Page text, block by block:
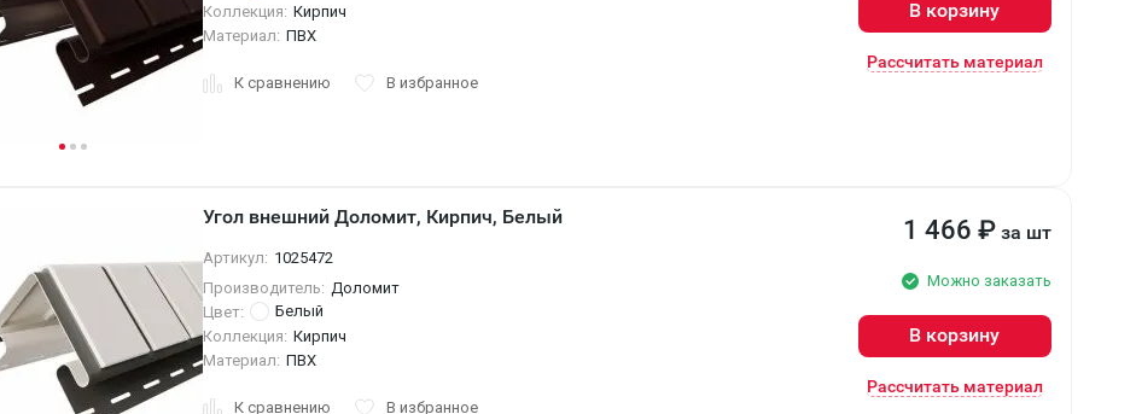
Коллекция: Кирпич
Материал: ПВХ
К сравнению В избранное
В корзину
Рассчитать материал
Угол внешний Доломит, Кирпич, Белый
Артикул: 1025472
Производитель: Доломит
Цвет:
Белый
Коллекция: Кирпич
Материал: ПВХ
К сравнению В избранное
1 466 ₽ за шт
Можно заказать
В корзину
Рассчитать материал